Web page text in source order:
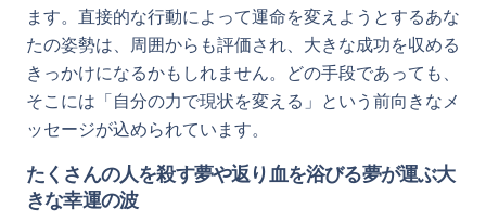
ます。直接的な行動によって運命を変えようとするあな
たの姿勢は、周囲からも評価され、大きな成功を収める
きっかけになるかもしれません。どの手段であっても、
そこには「自分の力で現状を変える」という前向きなメ
ッセージが込められています。
たくさんの人を殺す夢や返り血を浴びる夢が運ぶ大
きな幸運の波